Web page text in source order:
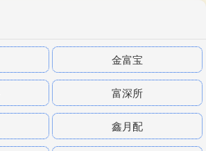
金富宝
富深所
鑫月配